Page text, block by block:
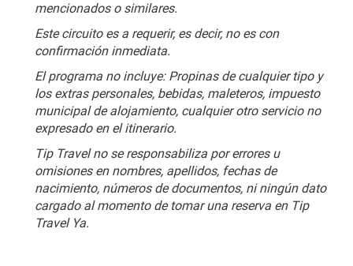
mencionados o similares.
Este circuito es a requerir, es decir, no es con
confirmación inmediata.
El programa no incluye: Propinas de cualquier tipo y
los extras personales, bebidas, maleteros, impuesto
municipal de alojamiento, cualquier otro servicio no
expresado en el itinerario.
Tip Travel no se responsabiliza por errores u
omisiones en nombres, apellidos, fechas de
nacimiento, números de documentos, ni ningún dato
cargado al momento de tomar una reserva en Tip
Travel Ya.